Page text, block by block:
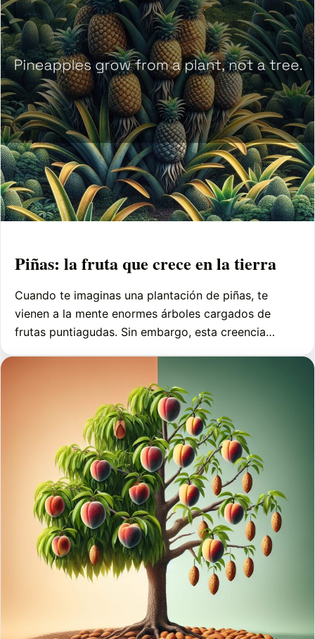
Piñas: la fruta que crece en la tierra
Cuando te imaginas una plantación de piñas, te
vienen a la mente enormes árboles cargados de
frutas puntiagudas. Sin embargo, esta creencia…